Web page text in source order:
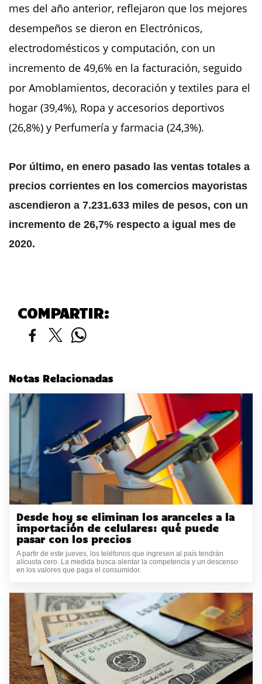
mes del año anterior, reflejaron que los mejores
desempeños se dieron en Electrónicos,
electrodomésticos y computación, con un
incremento de 49,6% en la facturación, seguido
por Amoblamientos, decoración y textiles para el
hogar (39,4%), Ropa y accesorios deportivos
(26,8%) y Perfumería y farmacia (24,3%).
Por último, en enero pasado las ventas totales a
precios corrientes en los comercios mayoristas
ascendieron a 7.231.633 miles de pesos, con un
incremento de 26,7% respecto a igual mes de
2020.
COMPARTIR:
Notas Relacionadas
Desde hoy se eliminan los aranceles a la
importación de celulares: qué puede
pasar con los precios
A partir de este jueves, los teléfonos que ingresen al país tendrán
alícuota cero. La medida busca alentar la competencia y un descenso
en los valores que paga el consumidor.